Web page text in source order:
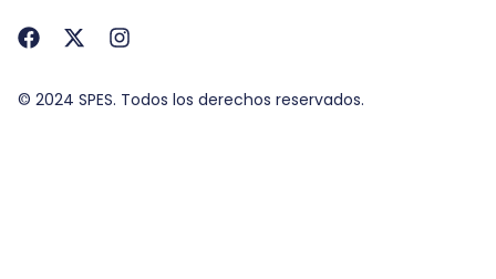
© 2024 SPES. Todos los derechos reservados.